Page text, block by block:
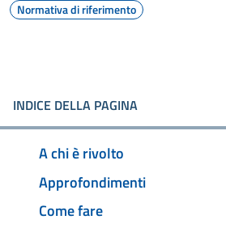
Normativa di riferimento
INDICE DELLA PAGINA
A chi è rivolto
Approfondimenti
Come fare